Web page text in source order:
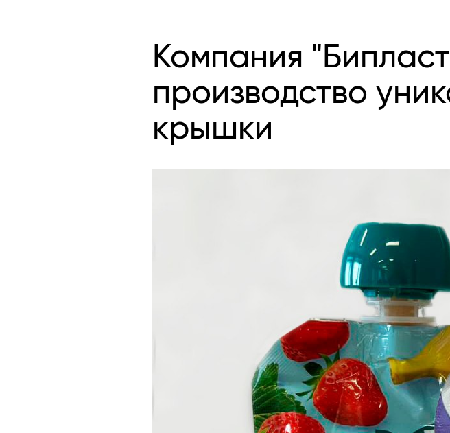
Компания
производство
крышки